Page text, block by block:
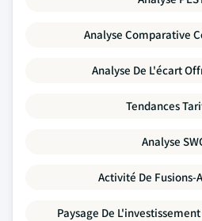
Analyse Comparative
Analyse De L'écart
Tendances
Analyse
Activité De Fusions-
Paysage De